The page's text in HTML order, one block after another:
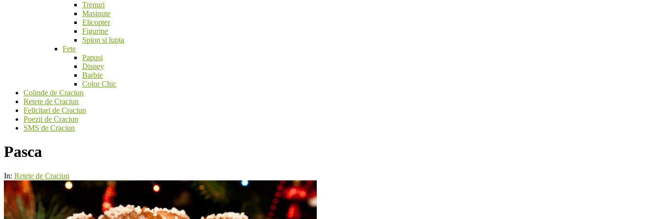
Trenuri
Masinute
Elicopter
Figurine
Spion si lupta
Fete
Papusi
Disney
Barbie
Color Chic
Colinde de Craciun
Retete de Craciun
Felicitari de Craciun
Poezii de Craciun
SMS de Craciun
Pasca
In: Retete de Craciun